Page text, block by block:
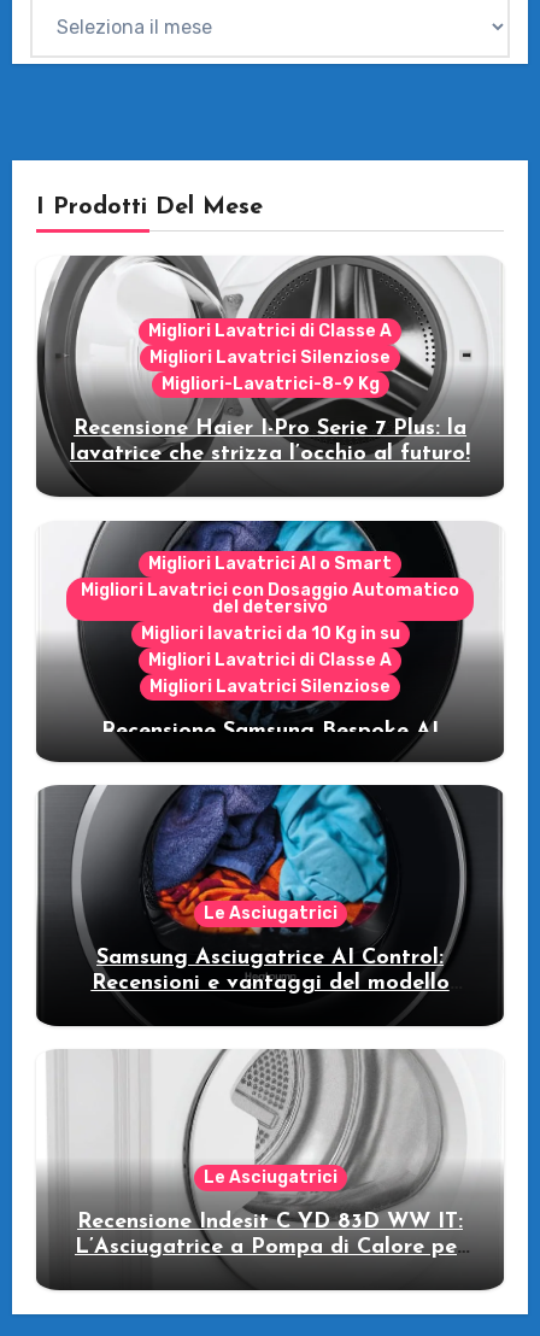
I Prodotti Del Mese
Migliori Lavatrici di Classe A
Migliori Lavatrici Silenziose
Migliori-Lavatrici-8-9 Kg
Recensione Haier I-Pro Serie 7 Plus: la
lavatrice che strizza l’occhio al futuro!
Migliori Lavatrici AI o Smart
Migliori Lavatrici con Dosaggio Automatico
del detersivo
Migliori lavatrici da 10 Kg in su
Migliori Lavatrici di Classe A
Migliori Lavatrici Silenziose
Recensione Samsung Bespoke AI
WW11DB7B94GE/U3: la lavatrice
intelligente che fa risparmiare
Le Asciugatrici
Samsung Asciugatrice AI Control:
Recensioni e vantaggi del modello
Le Asciugatrici
Recensione Indesit C YD 83D WW IT:
L’Asciugatrice a Pompa di Calore per
il Tuo Benessere